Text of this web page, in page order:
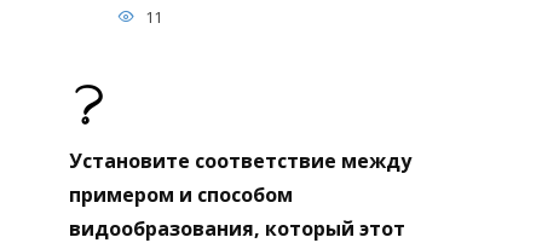
11
Установите соответствие между
примером и способом
видообразования, который этот